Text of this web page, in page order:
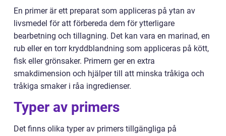
En primer är ett preparat som appliceras på ytan av
livsmedel för att förbereda dem för ytterligare
bearbetning och tillagning. Det kan vara en marinad, en
rub eller en torr kryddblandning som appliceras på kött,
fisk eller grönsaker. Primern ger en extra
smakdimension och hjälper till att minska tråkiga och
tråkiga smaker i råa ingredienser.
Typer av primers
Det finns olika typer av primers tillgängliga på